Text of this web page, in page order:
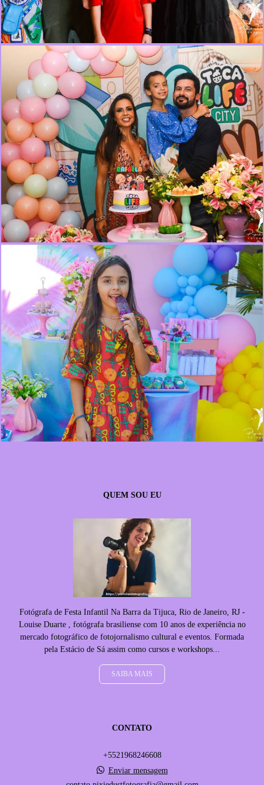
6251 29
910 0
QUEM SOU EU
Fotógrafa de Festa Infantil Na Barra da Tijuca, Rio de Janeiro, RJ -
Louise Duarte , fotógrafa brasiliense com 10 anos de experiência no
mercado fotográfico de fotojornalismo cultural e eventos. Formada
pela Estácio de Sá assim como cursos e workshops...
SAIBA MAIS
CONTATO
+5521968246608
Enviar mensagem